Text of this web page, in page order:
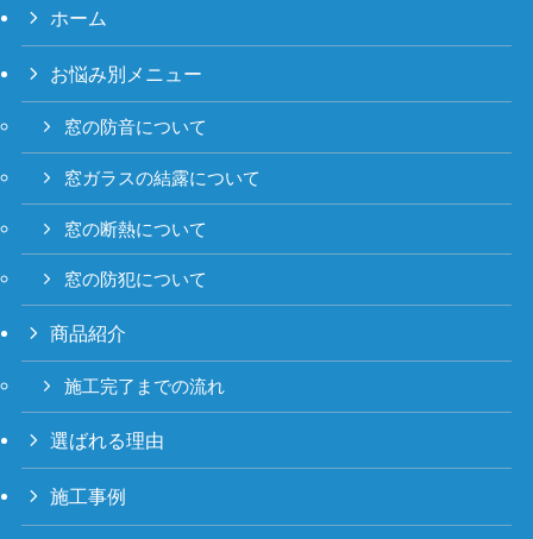
ホーム
お悩み別メニュー
窓の防音について
窓ガラスの結露について
窓の断熱について
窓の防犯について
商品紹介
施工完了までの流れ
選ばれる理由
施工事例